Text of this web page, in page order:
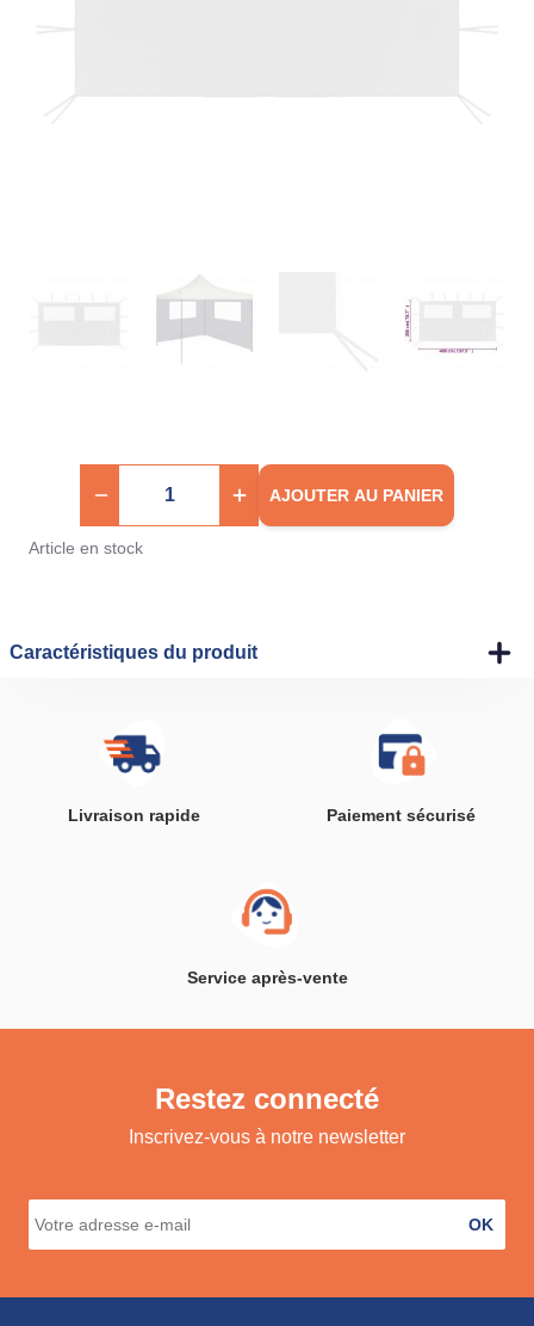
AJOUTER AU PANIER
Article en stock
Caractéristiques du produit
Livraison rapide Paiement sécurisé
Service après-vente
Restez connecté
Inscrivez-vous à notre newsletter
OK